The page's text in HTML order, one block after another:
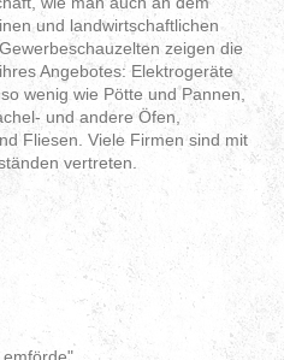
und landwirtschaftlichen
zeigen die
Angebotes: Elektrogeräte
wenig wie Pötte und Pannen,
und andere Öfen,
Fliesen. Viele Firmen sind mit
vertreten.